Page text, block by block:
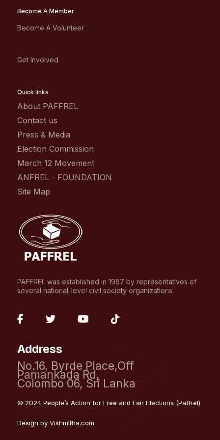
Become A Member
Become A Volunteer
Get Involved
Quick links
About PAFFREL
Contact us
Press & Media
Election Commission
March 12 Movement
ANFREL - FOUNDATION
Site Map
PAFFREL was established in 1987 by representatives of
several national-level civil society organizations.
facebook-
f
fab
twitter
fab
Address
No.16, Byrde Place,Off
Pamankada Rd,
Colombo 06, Sri Lanka
© 2024 People’s Action for Free and Fair Elections (Paffrel)
Design by Vishmitha.com